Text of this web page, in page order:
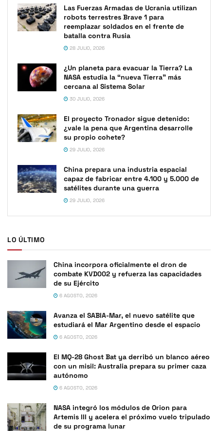
Las Fuerzas Armadas de Ucrania utilizan
robots terrestres Brave 1 para
reemplazar soldados en el frente de
batalla contra Rusia
28 JULIO, 2026
¿Un planeta para evacuar la Tierra? La
NASA estudia la “nueva Tierra” más
cercana al Sistema Solar
30 JULIO, 2026
El proyecto Tronador sigue detenido:
¿vale la pena que Argentina desarrolle
su propio cohete?
29 JULIO, 2026
China prepara una industria espacial
capaz de fabricar entre 4.100 y 5.000 de
satélites durante una guerra
29 JULIO, 2026
LO ÚLTIMO
China incorpora oficialmente el dron de
combate KVD002 y refuerza las capacidades
de su Ejército
6 AGOSTO, 2026
Avanza el SABIA-Mar, el nuevo satélite que
estudiará el Mar Argentino desde el espacio
6 AGOSTO, 2026
El MQ-28 Ghost Bat ya derribó un blanco aéreo
con un misil: Australia prepara su primer caza
autónomo
6 AGOSTO, 2026
NASA integró los módulos de Orion para
Artemis III y acelera el próximo vuelo tripulado
de su programa lunar